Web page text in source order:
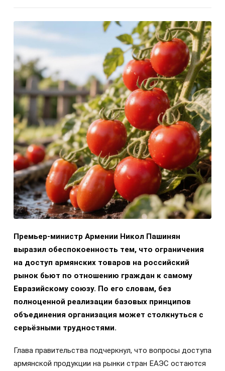
Премьер-министр Армении Никол Пашинян
выразил обеспокоенность тем, что ограничения
на доступ армянских товаров на российский
рынок бьют по отношению граждан к самому
Евразийскому союзу. По его словам, без
полноценной реализации базовых принципов
объединения организация может столкнуться с
серьёзными трудностями.
Глава правительства подчеркнул, что вопросы доступа
армянской продукции на рынки стран ЕАЭС остаются